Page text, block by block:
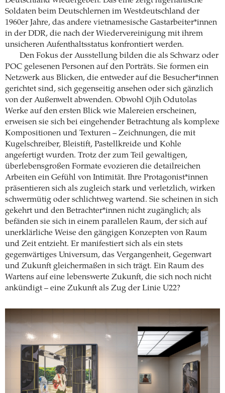
Soldaten beim Deutschlernen im Westdeutschland der
1960er Jahre, das andere vietnamesische Gastarbeiter*innen
in der DDR, die nach der Wiedervereinigung mit ihrem
unsicheren Aufenthaltsstatus konfrontiert werden.
Den Fokus der Ausstellung bilden die als Schwarz oder
POC gelesenen Personen auf den Porträts. Sie formen ein
Netzwerk aus Blicken, die entweder auf die Besucher*innen
gerichtet sind, sich gegenseitig ansehen oder sich gänzlich
von der Außenwelt abwenden. Obwohl Ojih Odutolas
Werke auf den ersten Blick wie Malereien erscheinen,
erweisen sie sich bei eingehender Betrachtung als komplexe
Kompositionen und Texturen – Zeichnungen, die mit
Kugelschreiber, Bleistift, Pastellkreide und Kohle
angefertigt wurden. Trotz der zum Teil gewaltigen,
überlebensgroßen Formate evozieren die detailreichen
Arbeiten ein Gefühl von Intimität. Ihre Protagonist*innen
präsentieren sich als zugleich stark und verletzlich, wirken
schwermütig oder schlichtweg wartend. Sie scheinen in sich
gekehrt und den Betrachter*innen nicht zugänglich; als
befänden sie sich in einem parallelen Raum, der sich auf
unerklärliche Weise den gängigen Konzepten von Raum
und Zeit entzieht. Er manifestiert sich als ein stets
gegenwärtiges Universum, das Vergangenheit, Gegenwart
und Zukunft gleichermaßen in sich trägt. Ein Raum des
Wartens auf eine lebenswerte Zukunft, die sich noch nicht
ankündigt – eine Zukunft als Zug der Linie U22?